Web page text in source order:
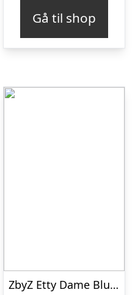
Gå til shop
ZbyZ Etty Dame Bluse Plus Size – Purple – 50/52